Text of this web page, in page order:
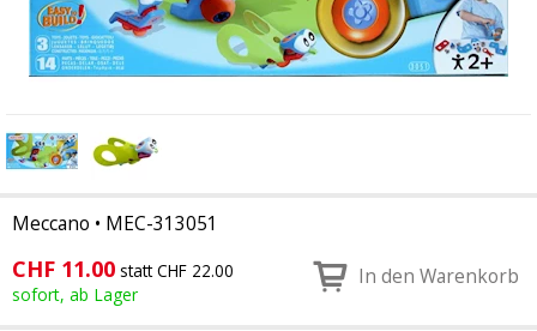
Meccano • MEC-313051
CHF 11.00 statt CHF 22.00
sofort, ab Lager
In den Warenkorb